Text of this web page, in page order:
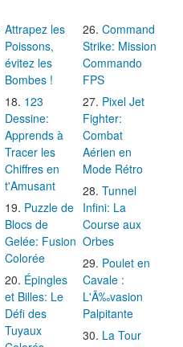
Attrapez les
Poissons,
évitez les
Bombes !
123
Dessine:
Apprends à
Tracer les
Chiffres en
t'Amusant
Puzzle de
Blocs de
Gelée: Fusion
Colorée
Épingles
et Billes: Le
Défi des
Tuyaux
Command
Strike: Mission
Commando
FPS
Pixel Jet
Fighter:
Combat
Aérien en
Mode Rétro
Tunnel
Infini: La
Course aux
Orbes
Poulet en
Cavale :
L'Ã‰vasion
Palpitante
La Tour